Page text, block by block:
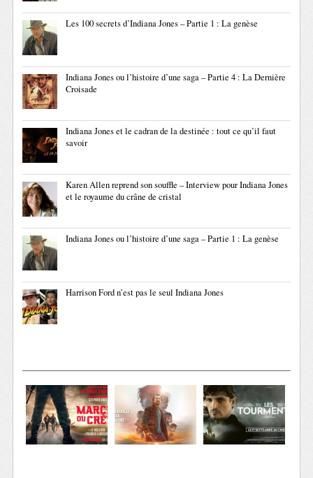
Les 100 secrets d’Indiana Jones – Partie 1 : La genèse
Indiana Jones ou l’histoire d’une saga – Partie 4 : La Dernière
Croisade
Indiana Jones et le cadran de la destinée : tout ce qu’il faut
savoir
Karen Allen reprend son souffle – Interview pour Indiana Jones
et le royaume du crâne de cristal
Indiana Jones ou l’histoire d’une saga – Partie 1 : La genèse
Harrison Ford n’est pas le seul Indiana Jones